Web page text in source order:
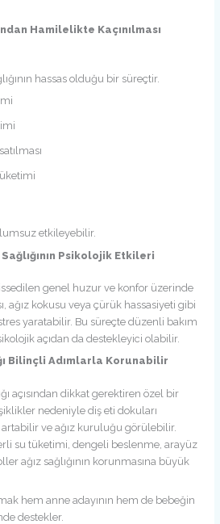
Hamilelikte Kaçınılması
hassas olduğu bir süreçtir.
etkileyebilir.
Psikolojik Etkileri
genel huzur ve konfor üzerinde
ağız kokusu veya çürük hassasiyeti gibi
yaratabilir. Bu süreçte düzenli bakım
açıdan da destekleyici olabilir.
Bilinçli Adımlarla Korunabilir
açısından dikkat gerektiren özel bir
nedeniyle diş eti dokuları
ve ağız kuruluğu görülebilir.
su tüketimi, dengeli beslenme, arayüz
ağız sağlığının korunmasına büyük
hem anne adayının hem de bebeğin
destekler.